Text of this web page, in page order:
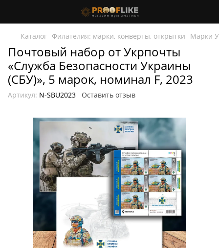
Каталог Филателия: марки, конверты, открытки Марки
Почтовый набор от Укрпочты
«Служба Безопасности Украины
(СБУ)», 5 марок, номинал F, 2023
Артикул: N-SBU2023 Оставить отзыв